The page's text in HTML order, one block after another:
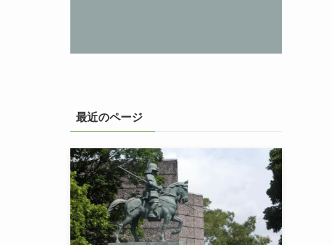
最近のページ